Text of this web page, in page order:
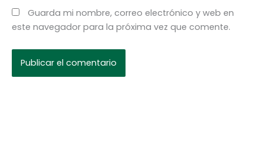
Guarda mi nombre, correo electrónico y web en
este navegador para la próxima vez que comente.